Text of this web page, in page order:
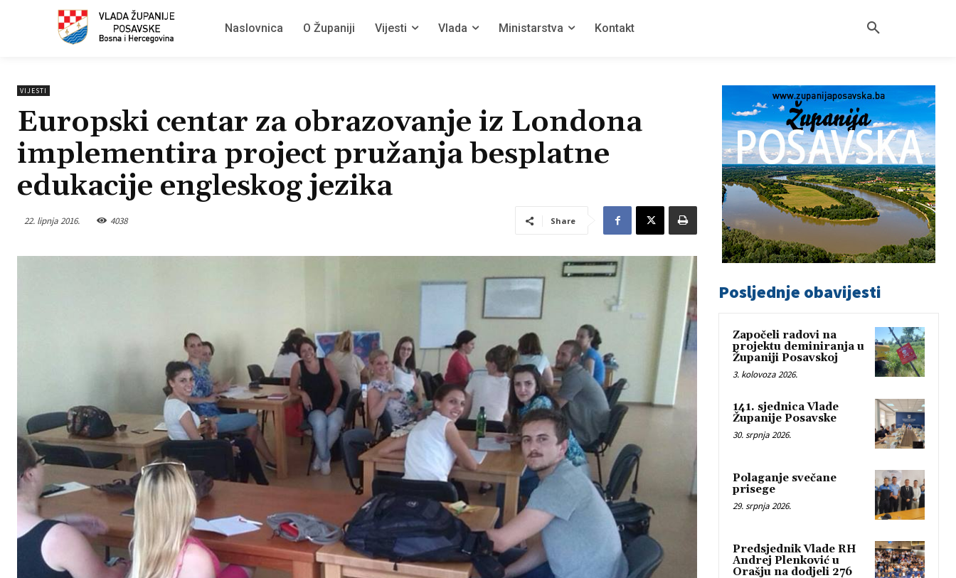
Naslovnica O Županiji Vijesti Vlada Ministarstva Kontakt
VIJESTI
Europski centar za obrazovanje iz Londona
implementira project pružanja besplatne
edukacije engleskog jezika
22. lipnja 2016. 4038 Share
Posljednje obavijesti
Započeli radovi na
projektu deminiranja u
Županiji Posavskoj
3. kolovoza 2026.
141. sjednica Vlade
Županije Posavske
30. srpnja 2026.
Polaganje svečane
prisege
29. srpnja 2026.
Predsjednik Vlade RH
Andrej Plenković u
Orašju na dodjeli 276